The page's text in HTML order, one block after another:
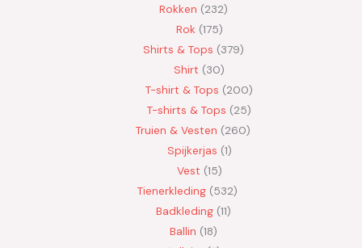
Rokken 232
Rok 175
Shirts & Tops 379
Shirt
30
T-shirt & Tops
200
T-shirts & Tops
25
Truien & Vesten
260
Spijkerjas 1
Vest 15
Tienerkleding 532
Badkleding 11
Ballin 18